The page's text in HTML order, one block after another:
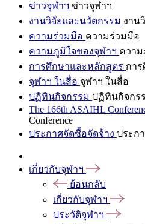
ข่าวจุฬาฯ ข่าวจุฬาฯ
งานวิจัยและนวัตกรรม งาน
ความร่วมมือ ความร่วมมือ
ความภูมิใจของจุฬาฯ ความ
การศึกษาและหลักสูตร กา
จุฬาฯ ในสื่อ จุฬาฯ ในสื่อ
ปฏิทินกิจกรรม ปฏิทินกิจกร
The 166th ASAIHL
Conference
ประกาศจัดซื้อจัดจ้าง ประก
เกี่ยวกับจุฬาฯ
ย้อนกลับ
เกี่ยวกับจุฬาฯ
ประวัติจุฬาฯ